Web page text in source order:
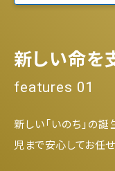
新しい命を
features 01
新しい「いのち」の
児まで安心してお任せ